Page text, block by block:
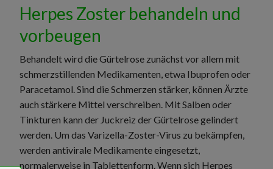
Herpes Zoster behandeln und
vorbeugen
Behandelt wird die Gürtelrose zunächst vor allem mit
schmerzstillenden Medikamenten, etwa Ibuprofen oder
Paracetamol. Sind die Schmerzen stärker, können Ärzte
auch stärkere Mittel verschreiben. Mit Salben oder
Tinkturen kann der Juckreiz der Gürtelrose gelindert
werden. Um das Varizella-Zoster-Virus zu bekämpfen,
werden antivirale Medikamente eingesetzt,
normalerweise in Tablettenform. Wenn sich Herpes